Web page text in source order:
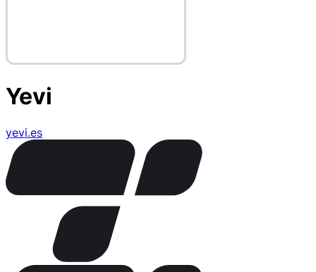
Yevi
yevi.es